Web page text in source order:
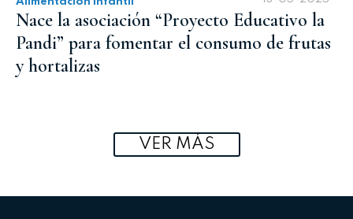
Nace la asociación “Proyecto Educativo la
Pandi” para fomentar el consumo de frutas
y hortalizas
VER MÁS